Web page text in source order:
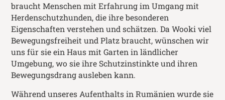
braucht Menschen mit Erfahrung im Umgang mit
Herdenschutzhunden, die ihre besonderen
Eigenschaften verstehen und schätzen. Da Wooki viel
Bewegungsfreiheit und Platz braucht, wünschen wir
uns für sie ein Haus mit Garten in ländlicher
Umgebung, wo sie ihre Schutzinstinkte und ihren
Bewegungsdrang ausleben kann.
Während unseres Aufenthalts in Rumänien wurde sie